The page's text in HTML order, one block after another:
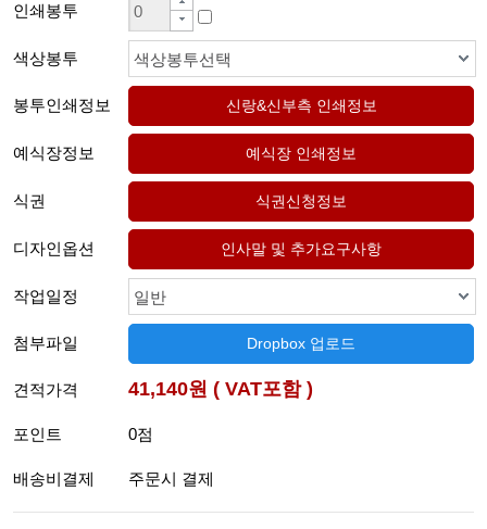
인쇄봉투
색상봉투 색상봉투선택
봉투인쇄정보
예식장정보
식권
디자인옵션
작업일정 일반
첨부파일 Dropbox 업로드
견적가격 41,140원 ( VAT포함 )
포인트 0점
배송비결제 주문시 결제